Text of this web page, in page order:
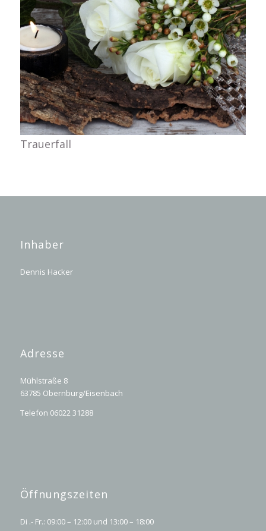
Trauerfall
Inhaber
Dennis Hacker
Adresse
Mühlstraße 8
63785 Obernburg/Eisenbach
Telefon 06022 31288
Öffnungszeiten
Di .- Fr.: 09:00 – 12:00 und 13:00 – 18:00